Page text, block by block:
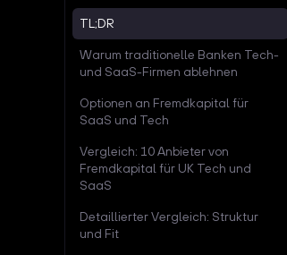
TL;DR
Warum traditionelle Banken Tech-
und SaaS-Firmen ablehnen
Optionen an Fremdkapital für
SaaS und Tech
Vergleich: 10 Anbieter von
Fremdkapital für UK Tech und
SaaS
Detaillierter Vergleich: Struktur
und Fit